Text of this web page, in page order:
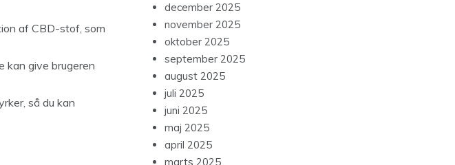
af CBD-stof, som
kan give brugeren
så du kan
december 2025
november 2025
oktober 2025
september 2025
august 2025
juli 2025
juni 2025
maj 2025
april 2025
marts 2025